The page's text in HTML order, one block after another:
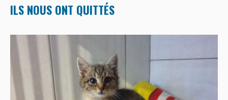
ILS NOUS ONT QUITTÉS